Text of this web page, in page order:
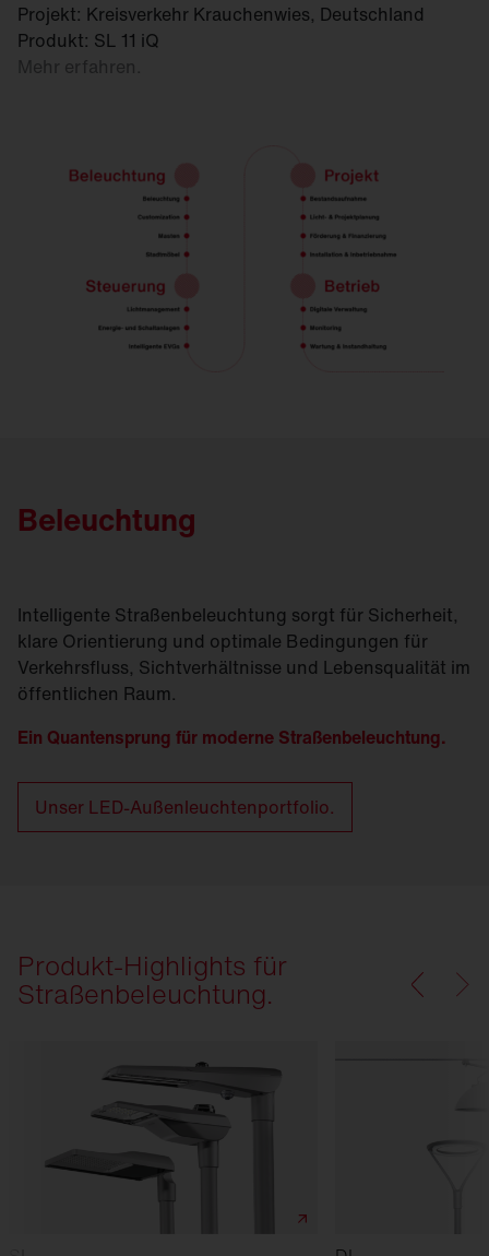
Projekt: Kreisverkehr Krauchenwies, Deutschland
Produkt: SL 11 iQ
Mehr erfahren.
Beleuchtung
Intelligente Straßen­beleuchtung sorgt für Sicherheit,
klare Orientierung und optimale Bedingungen für
Verkehrsfluss, Sichtverhältnisse und Lebensqualität im
öffentlichen Raum.
Ein Quantensprung für moderne Straßen­beleuchtung.
Unser LED-Außenleuchtenportfolio.
Produkt-Highlights für
Straßen­beleuchtung.